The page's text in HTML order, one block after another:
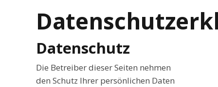
Datenschutz
Die Betreiber dieser Seiten nehmen
den Schutz Ihrer persönlichen Daten